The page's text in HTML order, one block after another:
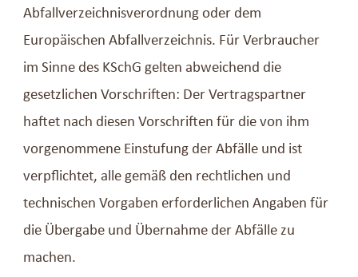
Abfallverzeichnisverordnung oder dem
Europäischen Abfallverzeichnis. Für Verbraucher
im Sinne des KSchG gelten abweichend die
gesetzlichen Vorschriften: Der Vertragspartner
haftet nach diesen Vorschriften für die von ihm
vorgenommene Einstufung der Abfälle und ist
verpflichtet, alle gemäß den rechtlichen und
technischen Vorgaben erforderlichen Angaben für
die Übergabe und Übernahme der Abfälle zu
machen.